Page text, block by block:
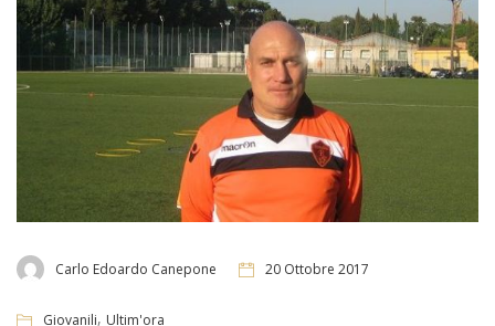
Carlo Edoardo Canepone 20 Ottobre 2017
Giovanili, Ultim'ora